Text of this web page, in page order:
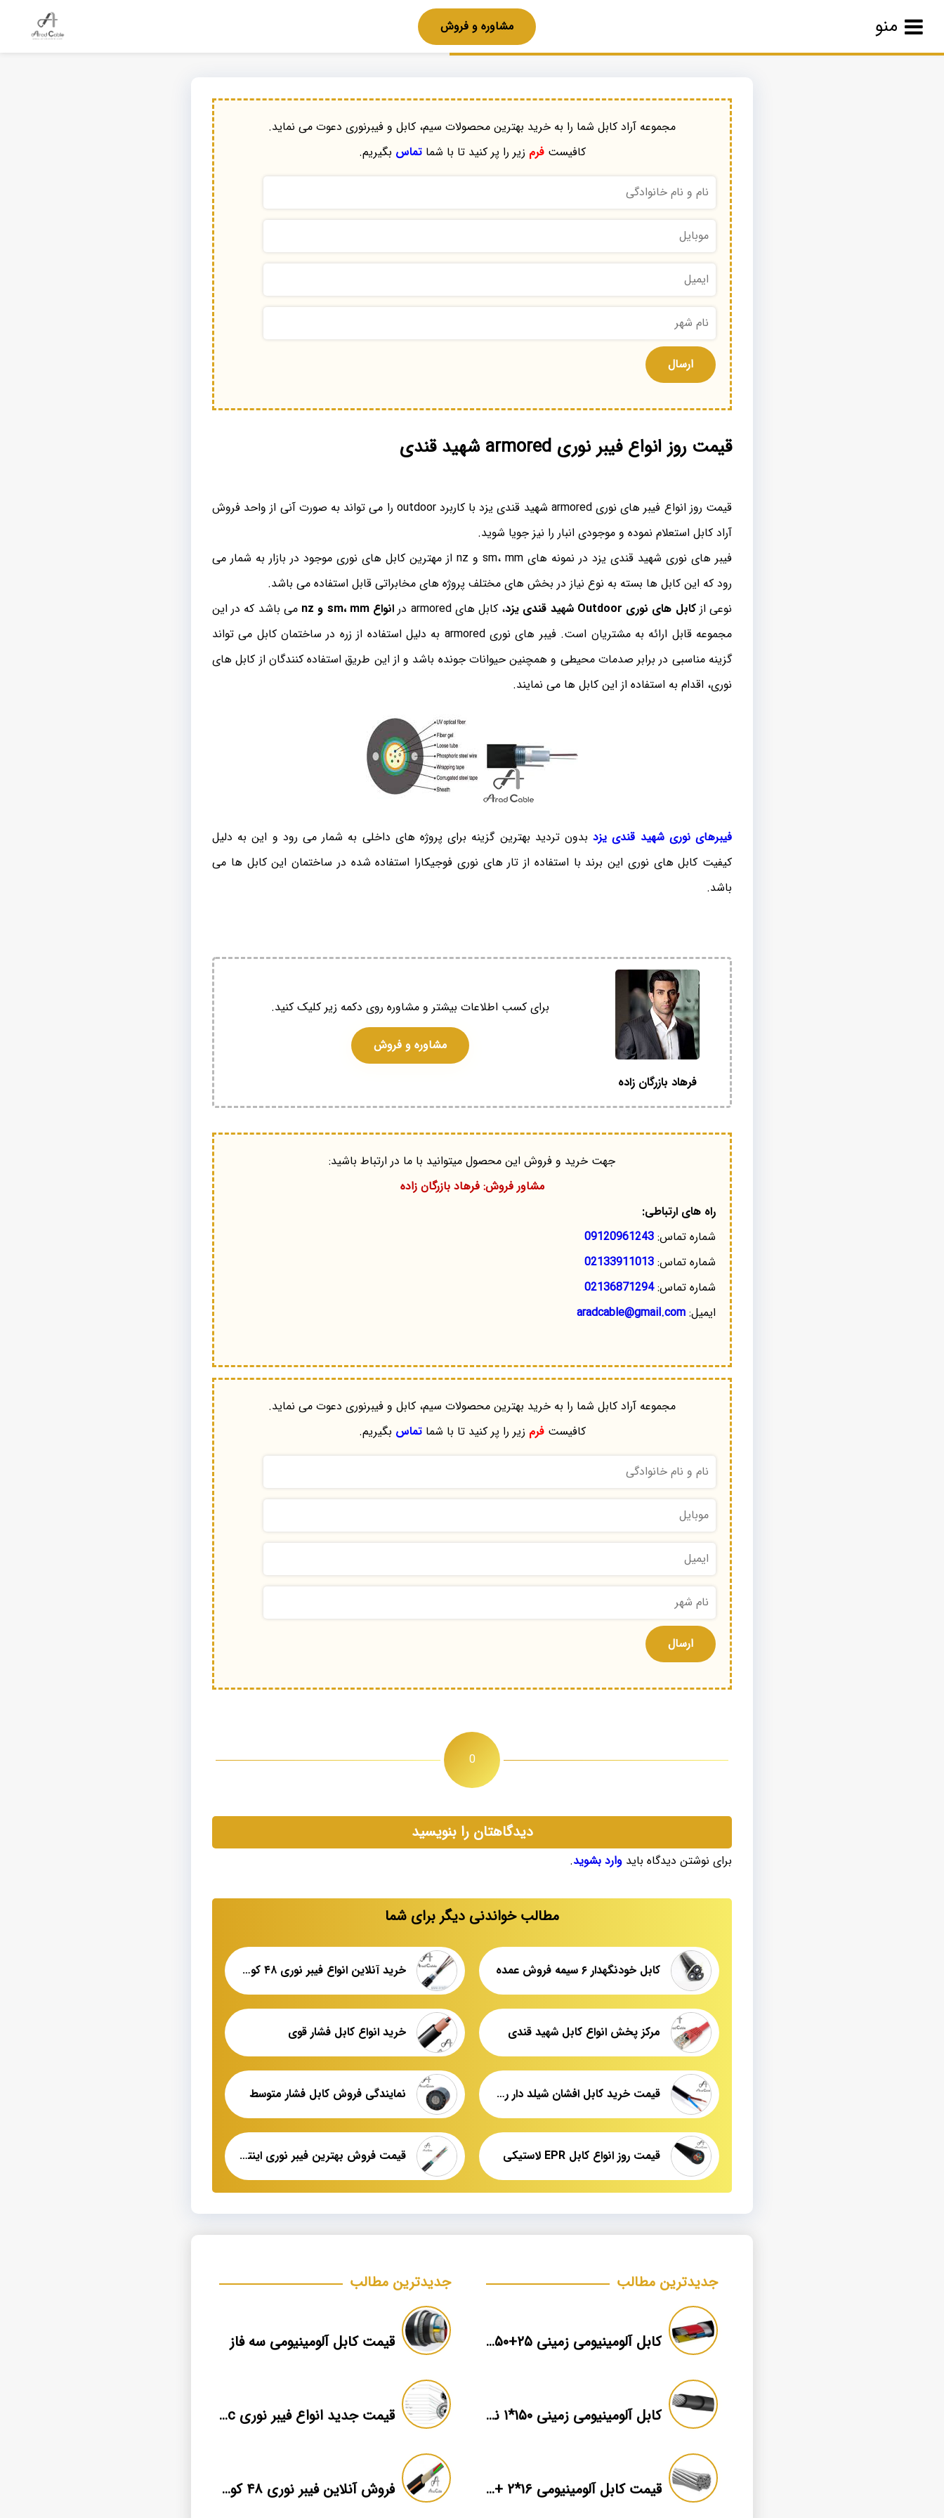
منو مشاوره و فروش
مجموعه آراد کابل شما را به خرید بهترین محصولات سیم، کابل و فیبرنوری دعوت می نماید.
کافیستفرم زیر را پر کنید تا با شماتماس بگیریم.
قیمت روز انواع فیبر نوری armored شهید قندی
قیمت روز انواع فیبر های نوری armored شهید قندی یزد با کاربرد outdoor را می تواند به صورت آنی از واحد فروش
آراد کابل استعلام نموده و موجودی انبار را نیز جویا شوید.
فیبر های نوری شهید قندی یزد در نمونه های sm، mm و nz از مهترین کابل های نوری موجود در بازار به شمار می
رود که این کابل ها بسته به نوع نیاز در بخش های مختلف پروژه های مخابراتی قابل استفاده می باشد.
نوعی ازکابل های نوری Outdoor شهید قندی یزد ، کابل های armored در انواع sm، mm و nz
می باشد که در این
مجموعه قابل ارائه به مشتریان است. فیبر های نوری armored به دلیل استفاده از زره در ساختمان کابل می تواند
گزینه مناسبی در برابر صدمات محیطی و همچنین حیوانات جونده باشد و از این طریق استفاده کنندگان از کابل های
نوری، اقدام به استفاده از این کابل ها می نمایند.
فیبرهای نوری شهید قندی یزدبدون تردید بهترین گزینه برای پروژه های داخلی به شمار می رود و این به دلیل
کیفیت کابل های نوری این برند با استفاده از تار های نوری فوجیکارا استفاده شده در ساختمان این کابل ها می
باشد.
فرهاد بازرگان زاده
برای کسب اطلاعات بیشتر و مشاوره روی دکمه زیر کلیک کنید.
مشاوره و فروش
جهت خرید و فروش این محصول میتوانید با ما در ارتباط باشید:
مشاور فروش: فرهاد بازرگان زاده
راه های ارتباطی:
شماره تماس: 09120961243
شماره تماس: 02133911013
شماره تماس:02136871294
ایمیل: aradcable@gmail.com
مجموعه آراد کابل شما را به خرید بهترین محصولات سیم، کابل و فیبرنوری دعوت می نماید.
کافیستفرم زیر را پر کنید تا با شماتماس بگیریم.
0
دیدگاهتان را بنویسید
برای نوشتن دیدگاه باید وارد بشوید.
مطالب خواندنی دیگر برای شما
کابل خودنگهدار ۶ سیمه فروش عمده خرید آنلاین انواع فیبر نوری ۴۸ کور شهید قندی
مرکز پخش انواع کابل شهید قندی خرید انواع کابل فشار قوی
قیمت خرید کابل افشان شیلد دار رسانا نمایندگی فروش کابل فشار متوسط
قیمت روز انواع کابل EPR لاستیکی قیمت فروش بهترین فیبر نوری اینترنت
جدیدترین مطالب
کابل آلومینیومی زمینی ۲۵+۵۰*۳ برند ماهان
کابل آلومینیومی زمینی ۱۵۰*۱ نمایندگی فروش
قیمت کابل آلومینیومی ۱۶*۲ + بهترین برند بازار + اطلاعات فنی
جدیدترین مطالب
قیمت کابل آلومینیومی سه فاز
قیمت جدید انواع فیبر نوری ossc رفسنجان
فروش آنلاین فیبر نوری ۴۸ کور nexans